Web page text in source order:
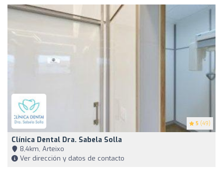
5 (49)
Clínica Dental Dra. Sabela Solla
8,4km, Arteixo
Ver dirección y datos de contacto